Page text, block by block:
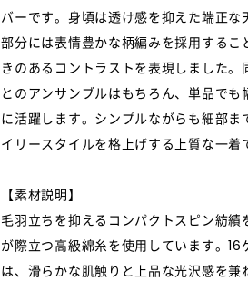
バーです。身頃は透け感を抑えた端正な
部分には表情豊かな柄編みを採用するこ
きのあるコントラストを表現しました。
とのアンサンブルはもちろん、単品でも
に活躍します。シンプルながらも細部ま
イリースタイルを格上げする上質な一着
【素材説明】
毛羽立ちを抑えるコンパクトスピン紡績
が際立つ高級綿糸を使用しています。16
は、滑らかな肌触りと上品な光沢感を兼